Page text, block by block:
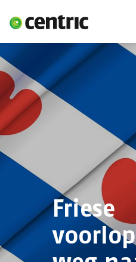
Oplossingen
Branches
Over Centric
Contact
Insights
Friese